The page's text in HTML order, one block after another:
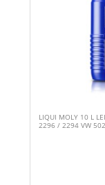
LIQUI MOLY 10 L
2296 / 2294 VW 502